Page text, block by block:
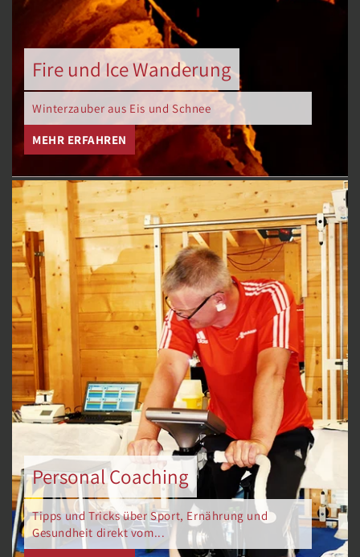
Fire und Ice Wanderung
Winterzauber aus Eis und Schnee
MEHR ERFAHREN
Personal Coaching
Tipps und Tricks über Sport, Ernährung und
Gesundheit direkt vom...